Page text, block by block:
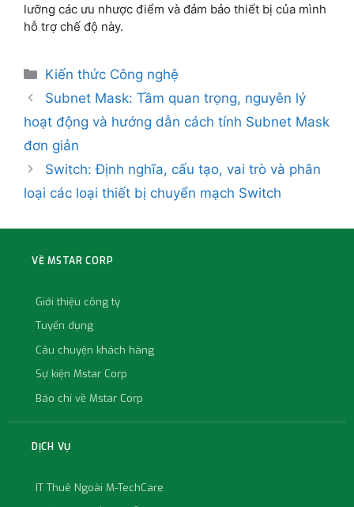
lưỡng các ưu nhược điểm và đảm bảo thiết bị của mình
hỗ trợ chế độ này.
Kiến thức Công nghệ
Subnet Mask: Tầm quan trọng, nguyên lý
hoạt động và hướng dẫn cách tính Subnet Mask
đơn giản
Switch: Định nghĩa, cấu tạo, vai trò và phân
loại các loại thiết bị chuyển mạch Switch
VỀ MSTAR CORP
Giới thiệu công ty
Tuyển dụng
Câu chuyện khách hàng
Sự kiện Mstar Corp
Báo chí về Mstar Corp
DỊCH VỤ
IT Thuê Ngoài M-TechCare